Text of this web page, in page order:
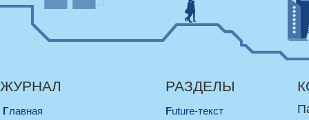
ЖУРНАЛ
Главная
РАЗДЕЛЫ
Future-текст